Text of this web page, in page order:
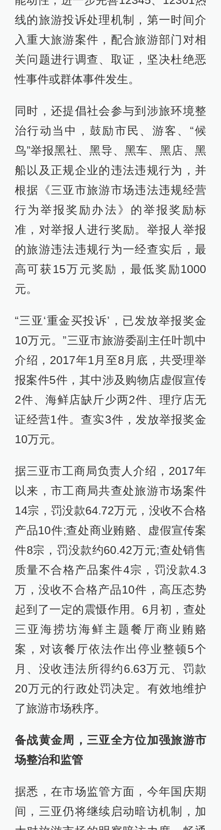
线的旅游投诉处理机制，第一时间介
入重大旅游案件，配合旅游部门对相
关问题进行调查、取证，坚决杜绝恶
性事件或群体事件发生。
同时，还提倡社会参与到涉旅环境整
治行动当中，鼓励市民、游客、“候
鸟”举报黑社、黑导、黑车、黑店、黑
船以及正规企业的违法违规行为，并
根据《三亚市旅游市场违法违规经营
行为举报奖励办法》的举报奖励标
准，对举报人进行奖励。举报人举报
的旅游违法违规行为一经查实后，最
高可获15万元奖励，最低奖励1000
元。
“三亚‘重金买投诉’，已发放举报奖金
10万元。”三亚市旅游委副主任叶凯中
介绍，2017年1月至8月底，共受理举
报案件5件，其中涉及购物店虚假宣传
2件、海鲜店缺斤少两2件、理疗店无
证经营1件。查实3件，发放举报奖金
10万元。
据三亚市工商局负责人介绍，2017年
以来，市工商局共查处旅游市场案件
14宗，罚没款64.72万元，没收不合格
产品10件;查处商业贿赂、虚假宣传案
件8宗，罚没款约60.42万元;查处销售
质量不合格产品案件4宗，罚没款4.3
万，没收不合格产品10件，高压态势
起到了一定的震慑作用。6月初，查处
三亚海捞坊海鲜主题餐厅商业贿赂
案，对该餐厅依法作出停业整顿5个
月、没收违法所得约6.63万元、罚款
20万元的行政处罚决定。有效地维护
了旅游市场秩序。
备战黄金周，三亚全方位加强旅游市
场整治和监管
据悉，在市场监管方面，今年国庆期
间，三亚仍将继续启动暗访机制，加